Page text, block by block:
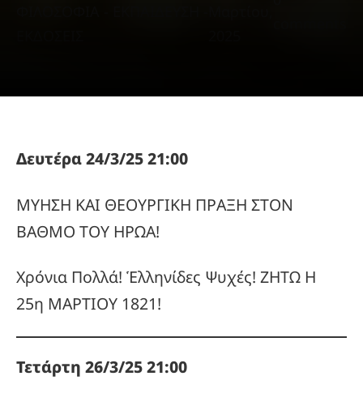
Δευτέρα 24/3/25 21:00
ΜΥΗΣΗ ΚΑΙ ΘΕΟΥΡΓΙΚΗ ΠΡΑΞΗ ΣΤΟΝ
ΒΑΘΜΟ ΤΟΥ ΗΡΩΑ!
Χρόνια Πολλά! Ἑλληνίδες Ψυχές! ΖΗΤΩ Η
25η ΜΑΡΤΙΟΥ 1821!
Τετάρτη 26/3/25 21:00